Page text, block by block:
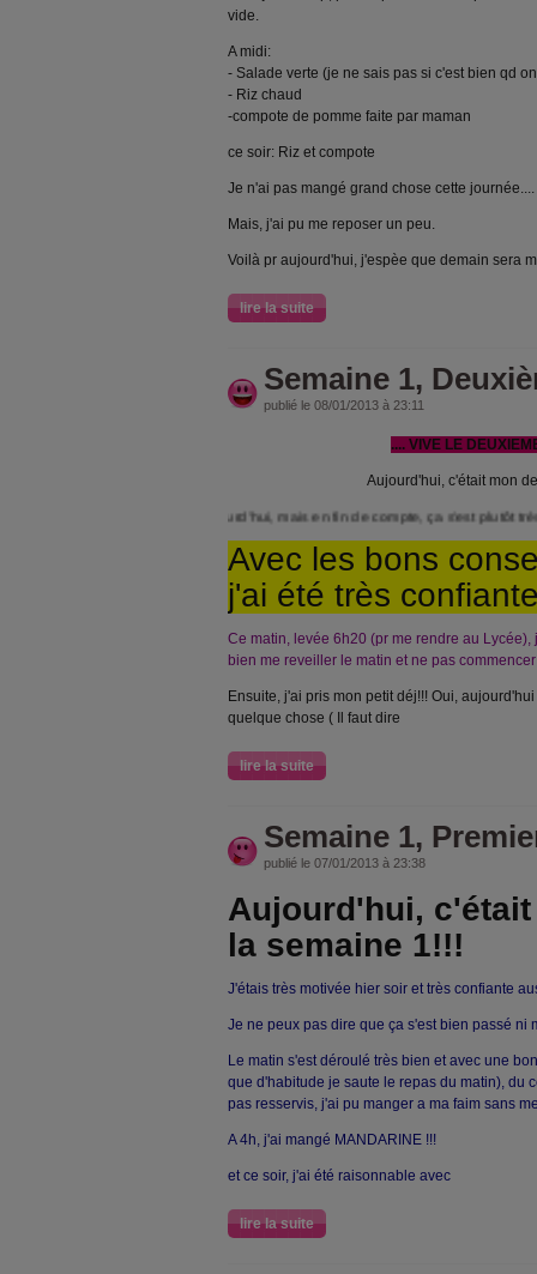
vide.
A midi:
- Salade verte (je ne sais pas si c'est bien qd
- Riz chaud
-compote de pomme faite par maman
ce soir: Riz et compote
Je n'ai pas mangé grand chose cette journée....
Mais, j'ai pu me reposer un peu.
Voilà pr aujourd'hui, j'espèe que demain sera
lire la suite
Semaine 1,
publié le 08/01/2013 à 23:11
.... VIVE LE
Aujourd'hui, c'était mon
mal stresée pour aujourd'hui, mais en fin de compte, ça s'est plutôt très bien
Avec les bons
j'ai été très
Ce matin, levée 6h20 (pr me rendre au
bien me reveiller le matin et ne pas
Ensuite, j'ai pris mon petit déj!!! Oui,
quelque chose ( Il faut dire
lire la suite
Semaine 1,
publié le 07/01/2013 à 23:38
Aujourd'hui,
la semaine 1!!!
J'étais très motivée hier soir et très confiante
Je ne peux pas dire que ça s'est bien passé ni
Le matin s'est déroulé très bien et avec une
que d'habitude je saute le repas du matin), du
pas resservis, j'ai pu manger a ma faim sans
A 4h, j'ai mangé MANDARINE !!!
et ce soir, j'ai été raisonnable avec
lire la suite